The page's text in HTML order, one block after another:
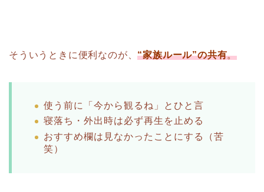
そういうときに便利なのが、“家族ルール”の共有。
使う前に「今から観るね」とひと言
寝落ち・外出時は必ず再生を止める
おすすめ欄は見なかったことにする（苦
笑）